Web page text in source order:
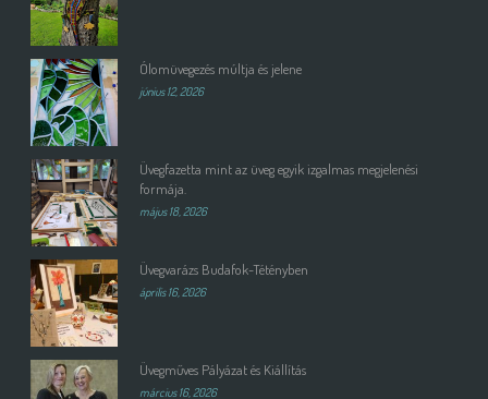
Ólomüvegezés múltja és jelene
június 12, 2026
Üvegfazetta mint az üveg egyik izgalmas megjelenési
formája.
május 18, 2026
Üvegvarázs Budafok-Tétényben
április 16, 2026
Üvegműves Pályázat és Kiállítás
március 16, 2026